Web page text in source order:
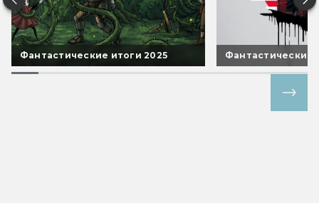
Фантастические итоги 2025 Фантастические